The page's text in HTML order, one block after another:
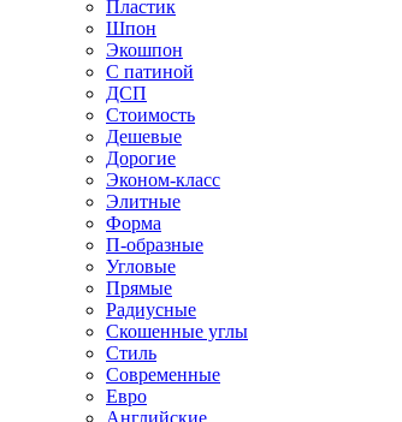
Пластик
Шпон
Экошпон
С патиной
ДСП
Стоимость
Дешевые
Дорогие
Эконом-класс
Элитные
Форма
П-образные
Угловые
Прямые
Радиусные
Скошенные углы
Стиль
Современные
Евро
Английские